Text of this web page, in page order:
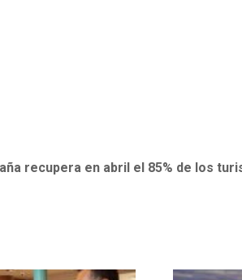
recupera en abril el 85% de los